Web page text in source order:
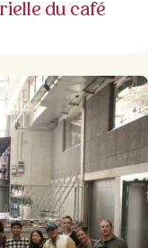
du café